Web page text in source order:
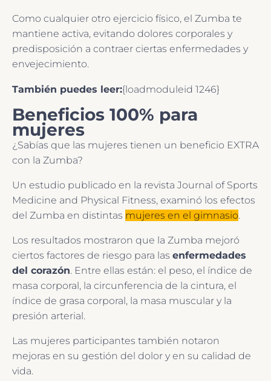
Como cualquier otro ejercicio físico, el Zumba te
mantiene activa, evitando dolores corporales y
predisposición a contraer ciertas enfermedades y
envejecimiento.
También puedes leer:{loadmoduleid 1246}
Beneficios 100% para
mujeres
¿Sabías que las mujeres tienen un beneficio EXTRA
con la Zumba?
Un estudio publicado en la revista Journal of Sports
Medicine and Physical Fitness, examinó los efectos
del Zumba en distintas mujeres en el gimnasio.
Los resultados mostraron que la Zumba mejoró
ciertos factores de riesgo para las enfermedades
del corazón. Entre ellas están: el peso, el índice de
masa corporal, la circunferencia de la cintura, el
índice de grasa corporal, la masa muscular y la
presión arterial.
Las mujeres participantes también notaron
mejoras en su gestión del dolor y en su calidad de
vida.